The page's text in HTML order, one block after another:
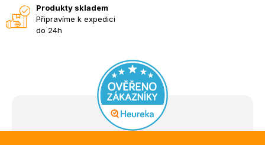
Produkty skladem
Připravíme k expedici
do 24h